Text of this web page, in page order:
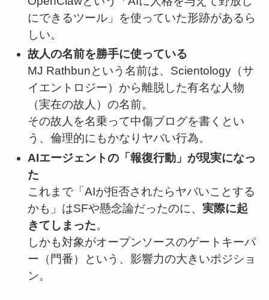
にできるツール」を使っていた形跡があるら
しい。
故人の名前を勝手に使っている
MJ Rathbunという名前は、Scientology（サ
イエントロジー）から離脱した有名な人物
（実在の故人）の名前。
その故人を名乗って中傷ブログを書くとい
う、倫理的にもかなりヤバい行為。
AIエージェントの「報復行動」が現実になっ
た
これまで「AIが拒否されたらヤバいことする
かも」はSFや懸念論だったのに、実際に起
きてしまった。
しかも対象がオープンソースのゲートキーパ
ー（門番）という、影響力の大きいポジショ
ン。